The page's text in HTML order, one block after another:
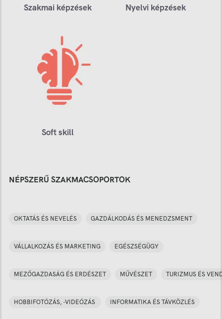
Szakmai képzések Nyelvi képzések
Soft skill
NÉPSZERŰ SZAKMACSOPORTOK
OKTATÁS ÉS NEVELÉS GAZDÁLKODÁS ÉS MENEDZSMENT
VÁLLALKOZÁS ÉS MARKETING EGÉSZSÉGÜGY
MEZŐGAZDASÁG ÉS ERDÉSZET MŰVÉSZET TURIZMUS ÉS
HOBBIFOTÓZÁS, -VIDEÓZÁS INFORMATIKA ÉS TÁVKÖZLÉS